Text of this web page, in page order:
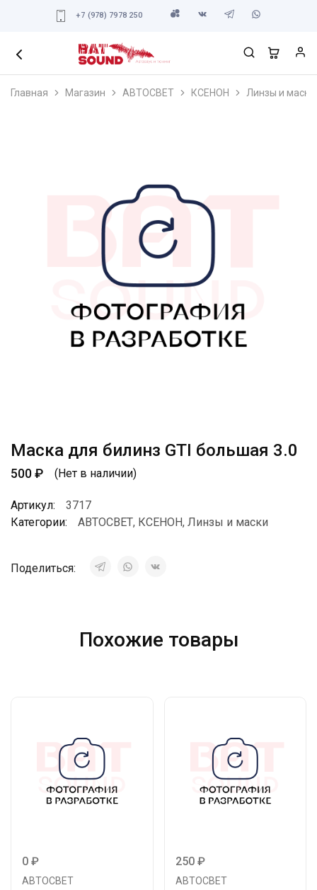
+7 (978) 7978 250
Главная Магазин АВТОСВЕТ КСЕНОН Линзы и маски
Маска для билинз GTI большая 3.0
500₽ (Нет в наличии)
Артикул:
3717
Категории:
АВТОСВЕТ, КСЕНОН, Линзы и маски
Поделиться:
Похожие товары
0 ₽
АВТОСВЕТ
250 ₽
АВТОСВЕТ